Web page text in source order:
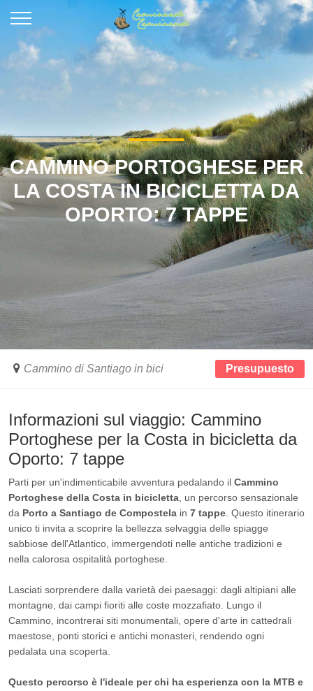
CAMMINO PORTOGHESE PER
LA COSTA IN BICICLETTA DA
OPORTO: 7 TAPPE
Cammino di Santiago in bici Presupuesto
Informazioni sul viaggio: Cammino
Portoghese per la Costa in bicicletta da
Oporto: 7 tappe
Parti per un'indimenticabile avventura pedalando il Cammino
Portoghese della Costa in bicicletta , un percorso sensazionale
da Porto a Santiago de Compostela in 7 tappe . Questo itinerario
unico ti invita a scoprire la bellezza selvaggia delle spiagge
sabbiose dell'Atlantico, immergendoti nelle antiche tradizioni e
nella calorosa ospitalità portoghese.
Lasciati sorprendere dalla varietà dei paesaggi: dagli altipiani alle
montagne, dai campi fioriti alle coste mozzafiato. Lungo il
Cammino, incontrerai siti monumentali, opere d'arte in cattedrali
maestose, ponti storici e antichi monasteri, rendendo ogni
pedalata una scoperta.
Questo percorso è l'ideale per chi ha esperienza con la MTB e